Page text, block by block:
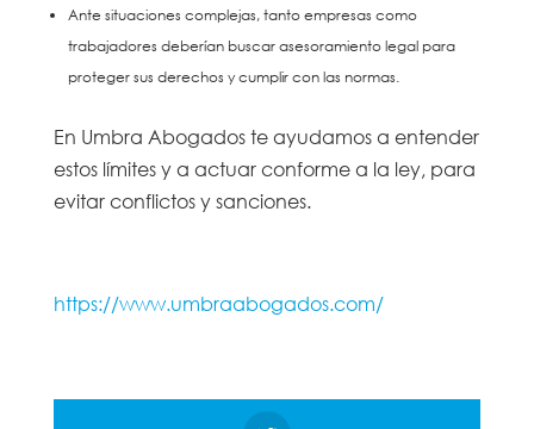
Ante situaciones complejas, tanto empresas como
trabajadores deberían buscar asesoramiento legal para
proteger sus derechos y cumplir con las normas.
En Umbra Abogados te ayudamos a entender
estos límites y a actuar conforme a la ley, para
evitar conflictos y sanciones.
https://www.umbraabogados.com/